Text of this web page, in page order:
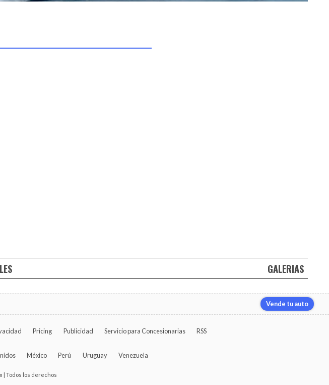
GALERIAS
Vende tu auto
Pricing Publicidad Servicio para Concesionarias RSS
México Perú Uruguay Venezuela
| Todos los derechos